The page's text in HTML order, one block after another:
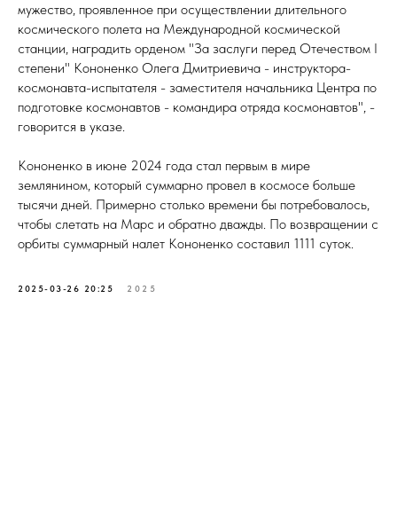
мужество, проявленное при осуществлении длительного
космического полета на Международной космической
станции, наградить орденом "За заслуги перед Отечеством І
степени" Кононенко Олега Дмитриевича - инструктора-
космонавта-испытателя - заместителя начальника Центра по
подготовке космонавтов - командира отряда космонавтов", -
говорится в указе.
Кононенко в июне 2024 года стал первым в мире
землянином, который суммарно провел в космосе больше
тысячи дней. Примерно столько времени бы потребовалось,
чтобы слетать на Марс и обратно дважды. По возвращении с
орбиты суммарный налет Кононенко составил 1111 суток.
2025-03-26 20:25 2025